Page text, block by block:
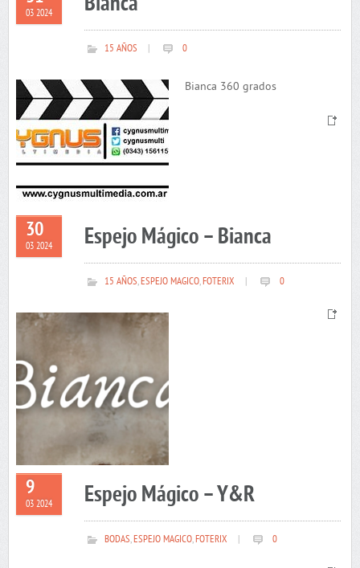
03 2024
15 AÑOS 0
Bianca 360 grados
30
03 2024 Espejo Mágico – Bianca
15 AÑOS,ESPEJO MAGICO,FOTERIX 0
9
03 2024 Espejo Mágico – Y&R
BODAS,ESPEJO MAGICO,FOTERIX 0